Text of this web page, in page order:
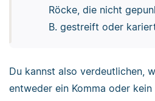
Röcke, die nicht
B. gestreift oder
Du kannst also verdeutlichen,
entweder ein Komma oder